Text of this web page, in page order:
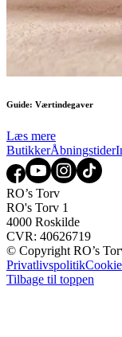
Guide: Værtindegaver
Læs mere
ButikkerÅbningstider
RO’s Torv
RO's Torv 1
4000 Roskilde
CVR: 40626719
© Copyright RO’s
Privatlivspolitik
Tilbage til toppen